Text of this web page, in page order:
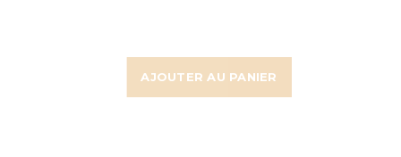
AJOUTER AU PANIER